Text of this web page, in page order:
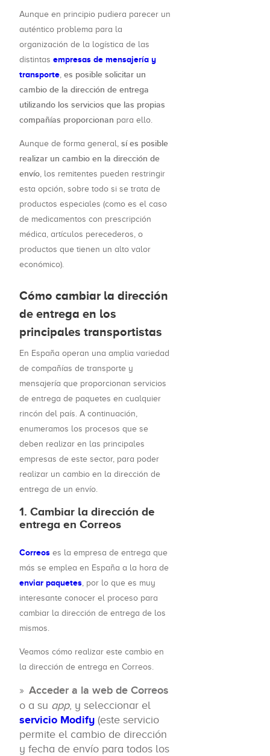
Aunque en principio pudiera parecer un
auténtico problema para la
organización de la logística de las
distintas empresas de mensajería y
transporte es posible solicitar un
cambio de la dirección de entrega
utilizando los servicios que las propias
compañías proporcionan para ello.
Aunque de forma general, sí es posible
realizar un cambio en la dirección de
envío , los remitentes pueden restringir
esta opción, sobre todo si se trata de
productos especiales (como es el caso
de medicamentos con prescripción
médica, artículos perecederos, o
productos que tienen un alto valor
económico).
Cómo cambiar la dirección
de entrega en los
principales transportistas
En España operan una amplia variedad
de compañías de transporte y
mensajería que proporcionan servicios
de entrega de paquetes en cualquier
rincón del país. A continuación,
enumeramos los procesos que se
deben realizar en las principales
empresas de este sector, para poder
realizar un cambio en la dirección de
entrega de un envío.
1. Cambiar la dirección de
entrega en Correos
Correos es la empresa de entrega que
más se emplea en España a la hora de
enviar paquetes , por lo que es muy
interesante conocer el proceso para
cambiar la dirección de entrega de los
mismos.
Veamos cómo realizar este cambio en
la dirección de entrega en Correos.
Acceder a la web de Correos
o a su app, y seleccionar el
servicio Modify (este servicio
permite el cambio de dirección
y fecha de envío para todos los